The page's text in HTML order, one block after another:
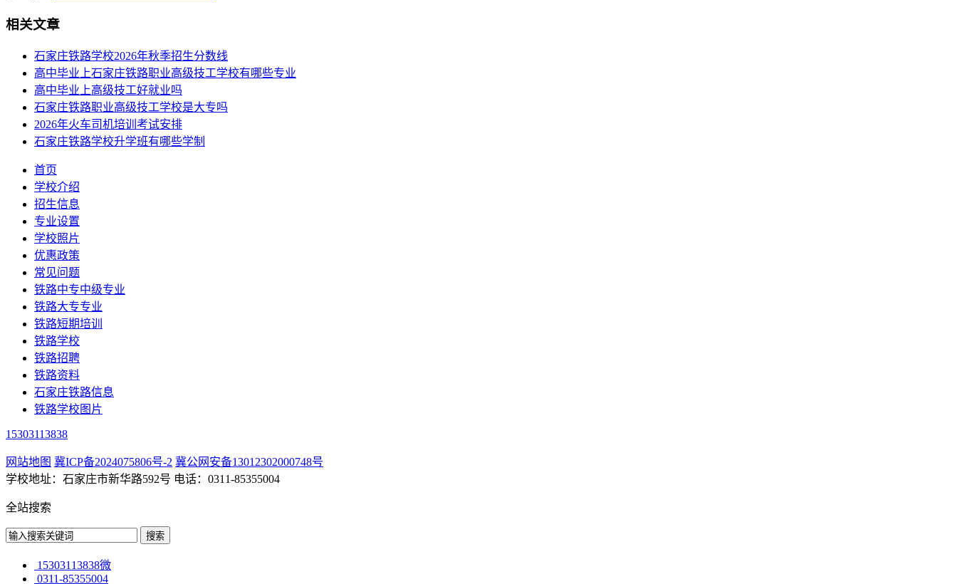
相关文章
石家庄铁路学校2026年秋季招生分数线
高中毕业上石家庄铁路职业高级技工学校有哪些专业
高中毕业上高级技工好就业吗
石家庄铁路职业高级技工学校是大专吗
2026年火车司机培训考试安排
石家庄铁路学校升学班有哪些学制
首页
学校介绍
招生信息
专业设置
学校照片
优惠政策
常见问题
铁路中专中级专业
铁路大专专业
铁路短期培训
铁路学校
铁路招聘
铁路资料
石家庄铁路信息
铁路学校图片
15303113838
网站地图 冀ICP备2024075806号-2 冀公网安备13012302000748号
学校地址：石家庄市新华路592号 电话：0311-85355004
全站搜索
15303113838微
0311-85355004